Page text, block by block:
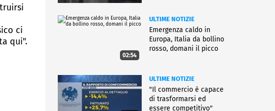
ci
qui".
02:54
ULTIME NOTIZIE
Emergenza caldo in
Europa, Italia da bollino
rosso, domani il picco
ULTIME NOTIZIE
"Il commercio è capace
di trasformarsi ed
essere competitivo"